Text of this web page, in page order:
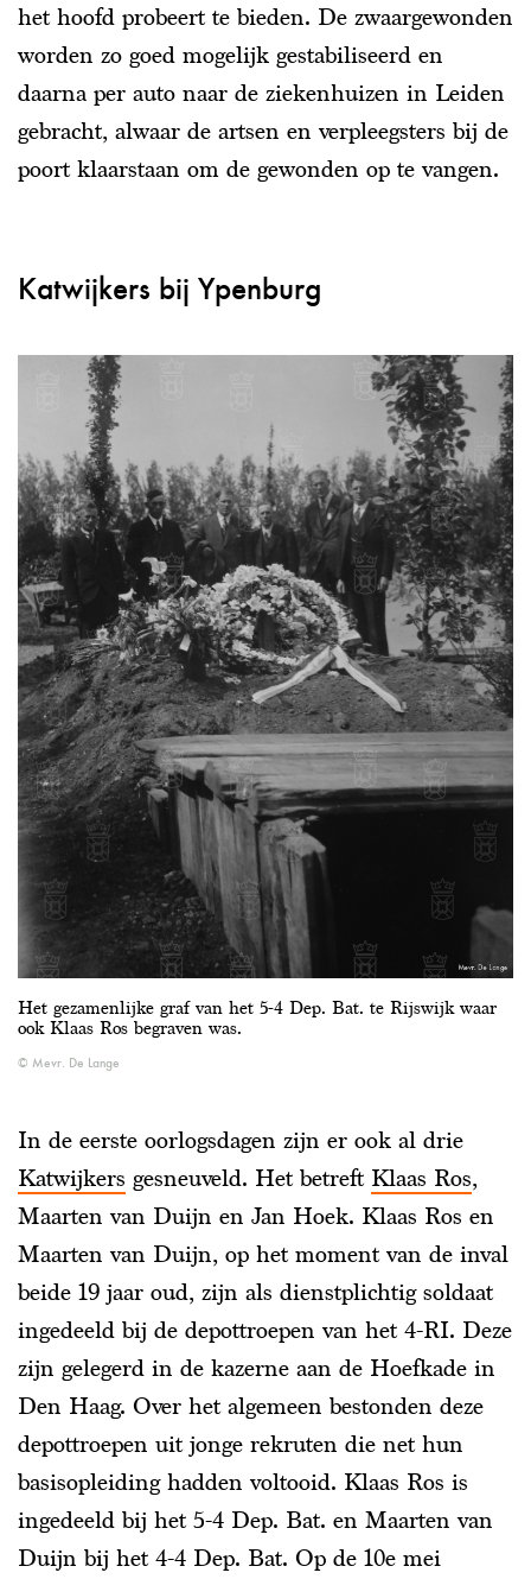
het hoofd probeert te bieden. De zwaargewonden
worden zo goed mogelijk gestabiliseerd en
daarna per auto naar de ziekenhuizen in Leiden
gebracht, alwaar de artsen en verpleegsters bij de
poort klaarstaan om de gewonden op te vangen.
Katwijkers bij Ypenburg
Het gezamenlijke graf van het 5-4 Dep. Bat. te Rijswijk waar
ook Klaas Ros begraven was.
Mevr. De Lange
In de eerste oorlogsdagen zijn er ook al drie
Katwijkers gesneuveld. Het betreft Klaas Ros,
Maarten van Duijn en Jan Hoek. Klaas Ros en
Maarten van Duijn, op het moment van de inval
beide 19 jaar oud, zijn als dienstplichtig soldaat
ingedeeld bij de depottroepen van het 4-RI. Deze
zijn gelegerd in de kazerne aan de Hoefkade in
Den Haag. Over het algemeen bestonden deze
depottroepen uit jonge rekruten die net hun
basisopleiding hadden voltooid. Klaas Ros is
ingedeeld bij het 5-4 Dep. Bat. en Maarten van
Duijn bij het 4-4 Dep. Bat. Op de 10e mei